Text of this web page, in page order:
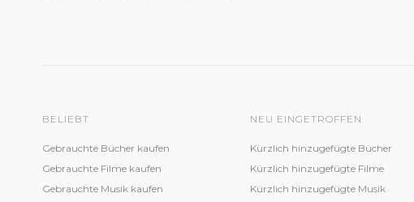
BELIEBT
Gebrauchte Bücher kaufen
Gebrauchte Filme kaufen
Gebrauchte Musik kaufen
NEU EINGETROFFEN
Kürzlich hinzugefügte Bücher
Kürzlich hinzugefügte Filme
Kürzlich hinzugefügte Musik